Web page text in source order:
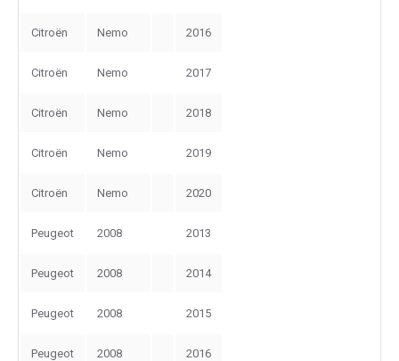
Citroën Nemo 2016
Citroën Nemo 2017
Citroën Nemo 2018
Citroën Nemo 2019
Citroën Nemo 2020
Peugeot 2008 2013
Peugeot 2008 2014
Peugeot 2008 2015
Peugeot 2008 2016